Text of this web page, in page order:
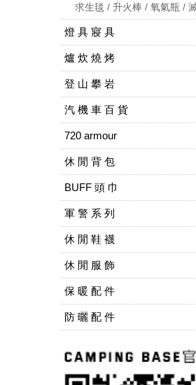
求生毯 / 升火棒 / 氧氣瓶 /
燈 具 寢 具
爐 炊 燒 烤
登 山 攀 岩
汽 機 車 百 貨
720 armour
休 閒 背 包
BUFF 頭 巾
軍 警 系 列
休 閒 鞋 襪
休 閒 服 飾
保 暖 配 件
防 曬 配 件